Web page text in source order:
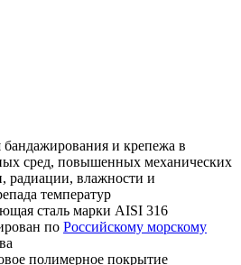
и крепежа в
сред, повышенных механических
радиации, влажности и
температур
сталь марки AISI 316
по Российскому морскому
полимерное покрытие